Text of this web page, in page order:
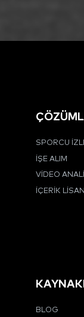
SPORCU
İŞE ALIM
VIDEO
İÇERIK
BLOG